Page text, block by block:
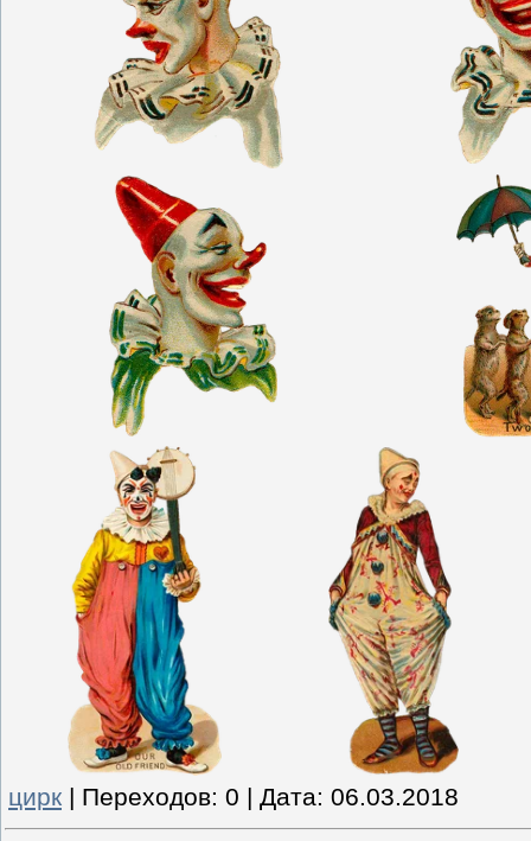
цирк | Переходов: 0 | Дата: 06.03.2018